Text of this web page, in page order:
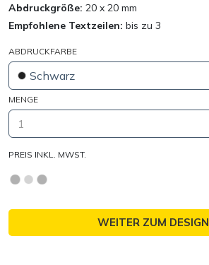
Abdruckgröße: 20 x 20 mm
Empfohlene Textzeilen: bis zu 3
ABDRUCKFARBE
Schwarz
MENGE
PREIS INKL. MWST.
WEITER ZUM DESIGN